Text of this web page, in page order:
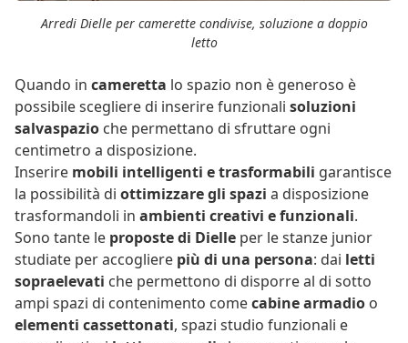
Arredi Dielle per camerette condivise, soluzione a doppio
letto
Quando in cameretta lo spazio non è generoso è
possibile scegliere di inserire funzionali soluzioni
salvaspazio che permettano di sfruttare ogni
centimetro a disposizione.
Inserire mobili intelligenti e trasformabili garantisce
la possibilità di ottimizzare gli spazi a disposizione
trasformandoli in ambienti creativi e funzionali.
Sono tante le proposte di Dielle per le stanze junior
studiate per accogliere più di una persona: dai letti
sopraelevati che permettono di disporre al di sotto
ampi spazi di contenimento comecabine armadio o
elementi cassettonati, spazi studio funzionali e